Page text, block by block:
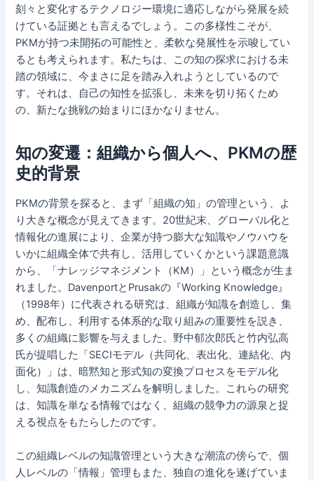
刻々と変化するテクノロジー環境に適応しながら発展を続
けている証拠とも言えるでしょう。この多様性こそが、
PKMが持つ未開拓の可能性と、柔軟な発展性を示唆してい
るとも考えられます。私たちは、この知の探求における未
踏の領域に、今まさに足を踏み入れようとしているので
す。それは、自己の知性を拡張し、未来を切り拓くため
の、新たな挑戦の始まりにほかなりません。
知の変遷：組織から個人へ、PKMの歴
史的背景
PKMの背景を探ると、まず「組織の知」の管理という、よ
り大きな概念が見えてきます。20世紀末、グローバル化と
情報化の進展により、企業が持つ膨大な知識やノウハウを
いかに組織全体で共有し、活用していくかという課題意識
から、「ナレッジマネジメント（KM）」という概念が生ま
れました。DavenportとPrusakの『Working Knowledge』
（1998年）に代表される研究は、組織が知識を創造し、集
め、配布し、利用する体系的な取り組みの重要性を説き、
多くの組織に影響を与えました。野中郁次郎氏と竹内弘高
氏が提唱した「SECIモデル（共同化、表出化、連結化、内
面化）」は、暗黙知と形式知の変換プロセスをモデル化
し、知識創造のメカニズムを解明しました。これらの研究
は、知識を単なる情報ではなく、組織の競争力の源泉と捉
える視点をもたらしたのです。
この組織レベルの知識管理という大きな潮流の傍らで、個
人レベルの「情報」管理もまた、独自の進化を遂げていま